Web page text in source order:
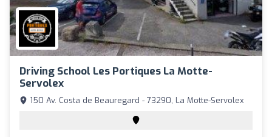
Driving School Les Portiques La Motte-
Servolex
150 Av. Costa de Beauregard - 73290, La Motte-Servolex